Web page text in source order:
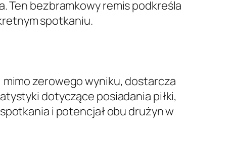
Ten bezbramkowy remis podkreśla
spotkaniu.
mimo zerowego wyniku, dostarcza
dotyczące posiadania piłki,
i potencjał obu drużyn w